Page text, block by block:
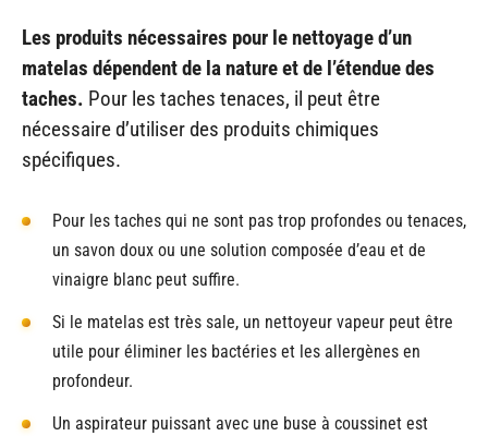
Les produits nécessaires pour le nettoyage d’un
matelas dépendent de la nature et de l’étendue des
taches. Pour les taches tenaces, il peut être
nécessaire d’utiliser des produits chimiques
spécifiques.
Pour les taches qui ne sont pas trop profondes ou tenaces,
un savon doux ou une solution composée d’eau et de
vinaigre blanc peut suffire.
Si le matelas est très sale, un nettoyeur vapeur peut être
utile pour éliminer les bactéries et les allergènes en
profondeur.
Un aspirateur puissant avec une buse à coussinet est